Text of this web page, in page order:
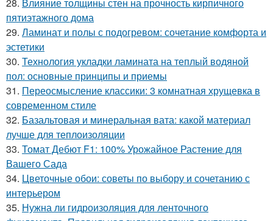
пятиэтажного дома
29. Ламинат и полы с подогревом: сочетание комфорта и
эстетики
30. Технология укладки ламината на теплый водяной
пол: основные принципы и приемы
31. Переосмысление классики: 3 комнатная хрущевка в
современном стиле
32. Базальтовая и минеральная вата: какой материал
лучше для теплоизоляции
33. Томат Дебют F1: 100% Урожайное Растение для
Вашего Сада
34. Цветочные обои: советы по выбору и сочетанию с
интерьером
35. Нужна ли гидроизоляция для ленточного